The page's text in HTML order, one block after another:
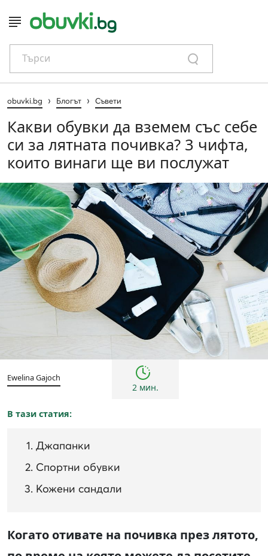
Търси
obuvki.bg › Блогът › Съвети
Какви обувки да вземем със себе
си за лятната почивка? 3 чифта,
които винаги ще ви послужат
Съвети
Ewelina Gajoch
2 мин.
В тази статия:
Джапанки
Спортни обувки
Кожени сандали
Когато отивате на почивка през лятото,